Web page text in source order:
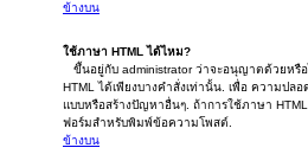
ข้างบน
ใช้ภาษา HTML ได้ไหม?
ขึ้นอยู่กับ administrator ว่าจะอนุญาตด้วยห
HTML ได้เพียงบางคำสั่งเท่านั้น. เพื่อ ความป
แบบหรือสร้างปัญหาอื่นๆ. ถ้าการใช้ภาษา
ฟอร์มสำหรับพิมพ์ข้อความโพสต์.
ข้างบน